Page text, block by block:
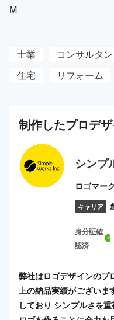
M
士業 コンサルタン
住宅
リフォーム
制作したプロデ
シンプ
ロゴマー
キャリア
身分証確
認済
弊社はロゴデザインのプ
上の納品実績がござい
しており シンプルさを